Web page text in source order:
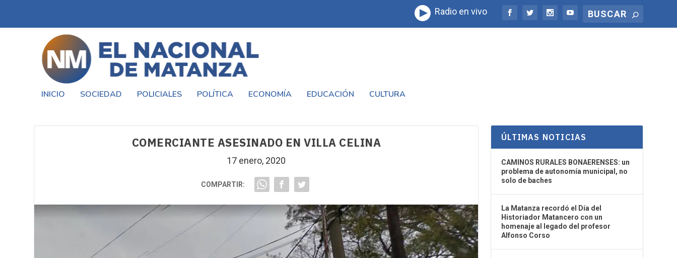
Radio en vivo
INICIO SOCIEDAD POLICIALES POLÍTICA ECONOMÍA EDUCACIÓN CULTURA
COMERCIANTE ASESINADO EN VILLA CELINA
17 enero, 2020
COMPARTIR:
ÚLTIMAS NOTICIAS
CAMINOS RURALES BONAERENSES: un
problema de autonomía municipal, no
solo de baches
La Matanza recordó el Día del
Historiador Matancero con un
homenaje al legado del profesor
Alfonso Corso